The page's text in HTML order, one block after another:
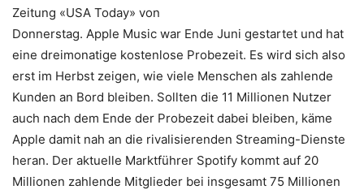
Zeitung «USA Today» von
Donnerstag. Apple Music war Ende Juni gestartet und hat
eine dreimonatige kostenlose Probezeit. Es wird sich also
erst im Herbst zeigen, wie viele Menschen als zahlende
Kunden an Bord bleiben. Sollten die 11 Millionen Nutzer
auch nach dem Ende der Probezeit dabei bleiben, käme
Apple damit nah an die rivalisierenden Streaming-Dienste
heran. Der aktuelle Marktführer Spotify kommt auf 20
Millionen zahlende Mitglieder bei insgesamt 75 Millionen